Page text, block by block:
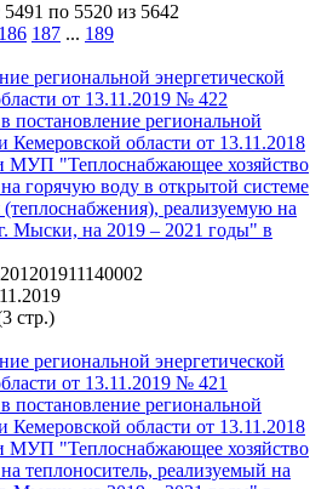
по 5520 из 5642
186 187 ... 189
региональной энергетической
от 13.11.2019 № 422
постановление региональной
Кемеровской области от 13.11.2018
МУП "Теплоснабжающее хозяйство
горячую воду в открытой системе
реализуемую на
Мыски, на 2019 – 2021 годы" в
стр.)
региональной энергетической
от 13.11.2019 № 421
постановление региональной
Кемеровской области от 13.11.2018
МУП "Теплоснабжающее хозяйство
теплоноситель, реализуемый на